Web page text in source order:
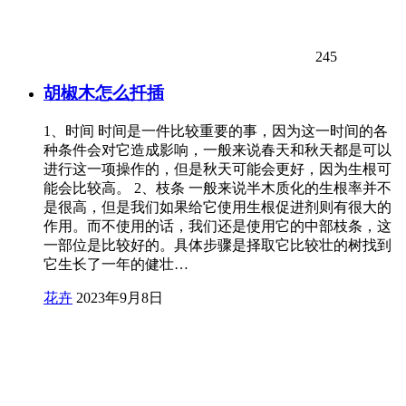
245
胡椒木怎么扦插
1、时间 时间是一件比较重要的事，因为这一时间的各
种条件会对它造成影响，一般来说春天和秋天都是可以
进行这一项操作的，但是秋天可能会更好，因为生根可
能会比较高。 2、枝条 一般来说半木质化的生根率并不
是很高，但是我们如果给它使用生根促进剂则有很大的
作用。而不使用的话，我们还是使用它的中部枝条，这
一部位是比较好的。具体步骤是择取它比较壮的树找到
它生长了一年的健壮…
花卉 2023年9月8日